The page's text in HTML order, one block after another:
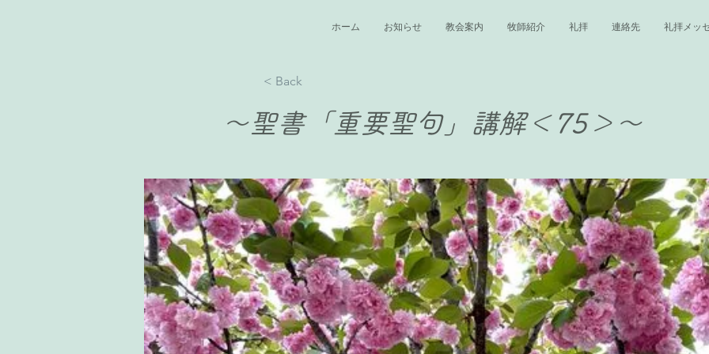
ホーム お知らせ 教会案内 牧師紹介 礼拝 連絡先 礼拝メッ
< Back
〜聖書「重要聖句」講解＜75＞〜